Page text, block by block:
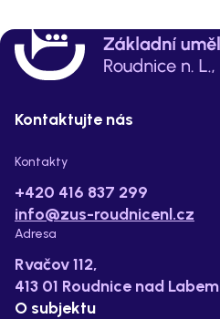
Kontaktujte nás
Kontakty
+420 416 837 299
info@zus-roudnicenl.cz
Adresa
Rvačov 112,
413 01 Roudnice nad Labem
O subjektu